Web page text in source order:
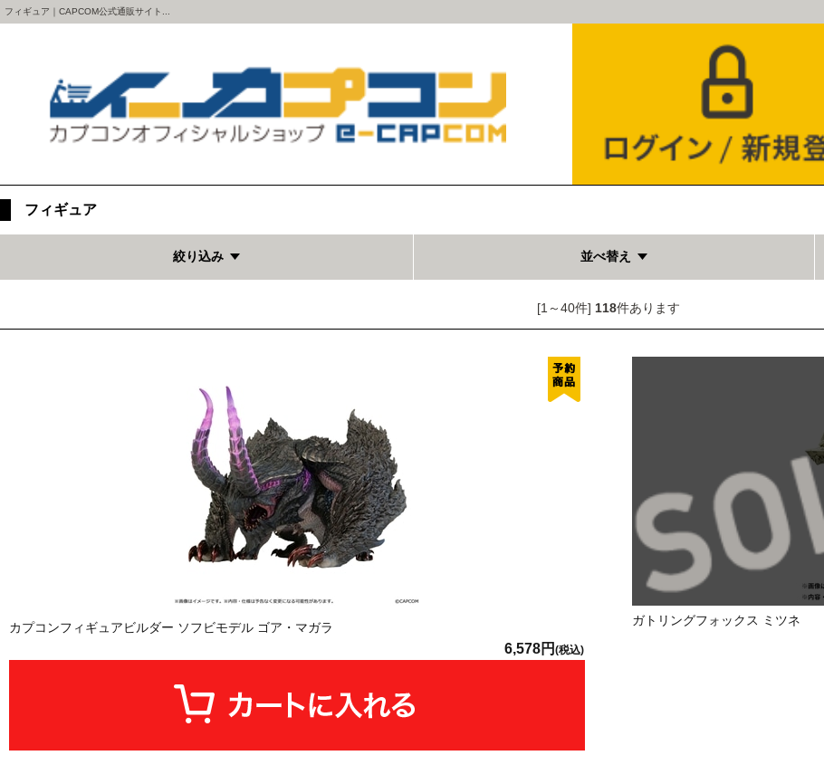
フィギュア｜CAPCOM公式通販サイト...
フィギュア
絞り込み 並べ替え
[1～40件] 118件あります
カプコンフィギュアビルダー ソフビモデル ゴア・マガラ
6,578円 (税込)
ガトリングフォックス ミツネ